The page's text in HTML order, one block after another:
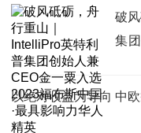
破
集
以绝对收益为导向 中